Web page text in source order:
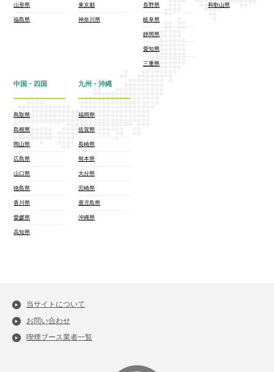
山形県
福島県
東京都
神奈川県
長野県
岐阜県
静岡県
愛知県
三重県
和歌山県
中国・四国
鳥取県
島根県
岡山県
広島県
山口県
徳島県
香川県
愛媛県
高知県
九州・沖縄
福岡県
佐賀県
長崎県
熊本県
大分県
宮崎県
鹿児島県
沖縄県
当サイトについて
お問い合わせ
喫煙ブース業者一覧